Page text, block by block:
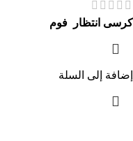
كرسى انتظار فوم
إضافة إلى السلة